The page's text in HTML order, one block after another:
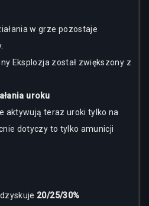
w grze pozostaje
Eksplozja został zwiększony z
uroku
aktywują teraz uroki tylko na
dotyczy to tylko amunicji
20/25/30%